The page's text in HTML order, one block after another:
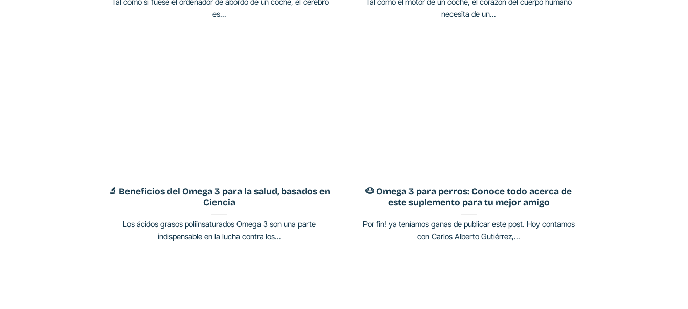
Tal como si fuese el ordenador de abordo de un coche, el cerebro
es...
Tal como el motor de un coche, el corazón del cuerpo humano
necesita de un...
🔬 Beneficios del Omega 3 para la salud, basados en
Ciencia
Los ácidos grasos poliinsaturados Omega 3 son una parte
indispensable en la lucha contra los...
🐶 Omega 3 para perros: Conoce todo acerca de
este suplemento para tu mejor amigo
Por fin! ya teníamos ganas de publicar este post. Hoy contamos
con Carlos Alberto Gutiérrez,...